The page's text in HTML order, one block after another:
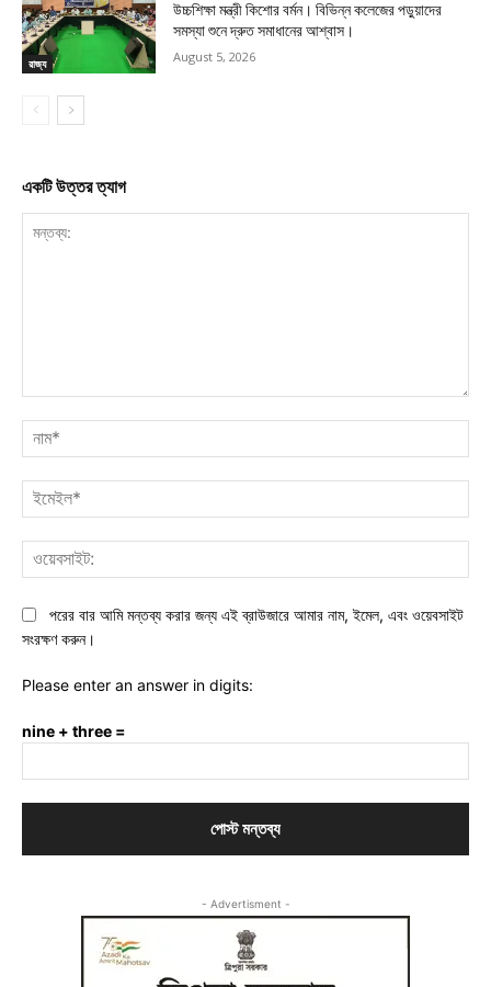
রাজ্য
উচ্চশিক্ষা মন্ত্রী কিশোর বর্মন। বিভিন্ন কলেজের পড়ুয়াদের
সমস্যা শুনে দ্রুত সমাধানের আশ্বাস।
August 5, 2026
একটি উত্তর ত্যাগ
পরের বার আমি মন্তব্য করার জন্য এই ব্রাউজারে আমার নাম, ইমেল, এবং ওয়েবসাইট
সংরক্ষণ করুন।
Please enter an answer in digits:
nine + three =
- Advertisment -